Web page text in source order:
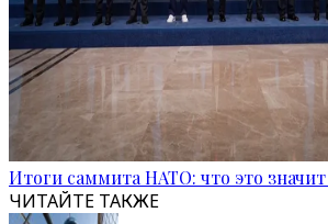
Итоги саммита НАТО: что это
ЧИТАЙТЕ ТАКЖЕ